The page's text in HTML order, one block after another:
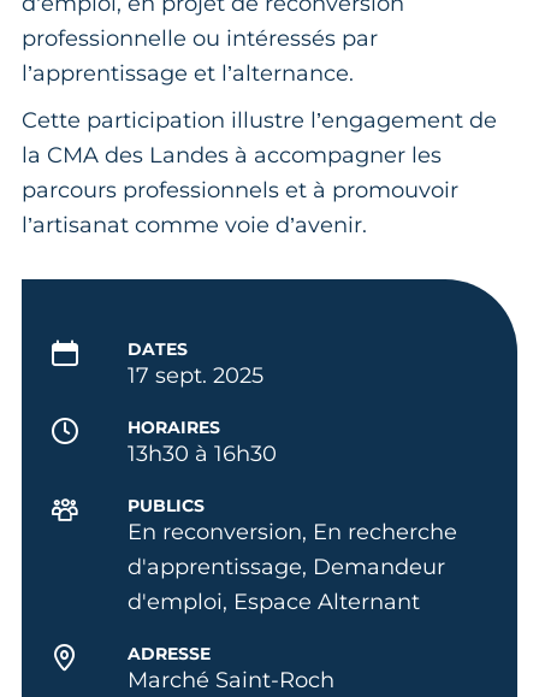
professionnelle ou intéressés par
l’apprentissage et l’alternance.
Cette participation illustre l’engagement de
la CMA des Landes à accompagner les
parcours professionnels et à promouvoir
l’artisanat comme voie d’avenir.
DATES
17 sept. 2025
HORAIRES
13h30 à 16h30
PUBLICS
En reconversion, En recherche
d'apprentissage, Demandeur
d'emploi, Espace Alternant
ADRESSE
Marché Saint-Roch